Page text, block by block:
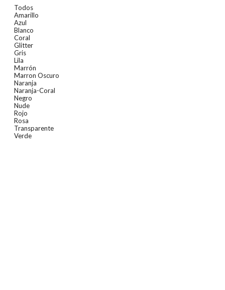
Todos
Amarillo
Azul
Blanco
Coral
Glitter
Gris
Lila
Marrón
Marron Oscuro
Naranja
Naranja-Coral
Negro
Nude
Rojo
Rosa
Transparente
Verde